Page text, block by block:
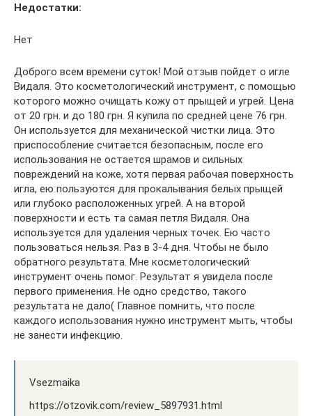
Недостатки:
Нет
Доброго всем времени суток! Мой отзыв пойдет о игле
Видаля. Это косметологический инструмент, с помощью
которого можно очищать кожу от прыщей и угрей. Цена
от 20 грн. и до 180 грн. Я купила по средней цене 76 грн.
Он используется для механической чистки лица. Это
приспособление считается безопасным, после его
использования не остается шрамов и сильных
повреждений на коже, хотя первая рабочая поверхность
игла, ею пользуются для прокалывания белых прыщей
или глубоко расположенных угрей. А на второй
поверхности и есть та самая петля Видаля. Она
используется для удаления черных точек. Ею часто
пользоваться нельзя. Раз в 3-4 дня. Чтобы не было
обратного результата. Мне косметологический
инструмент очень помог. Результат я увидела после
первого применения. Не одно средство, такого
результата не дало( Главное помнить, что после
каждого использования нужно инструмент мыть, чтобы
не занести инфекцию.
Vsezmaika
https://otzovik.com/review_5897931.html